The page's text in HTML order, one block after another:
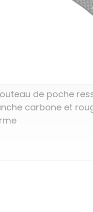
de poche
carbone et